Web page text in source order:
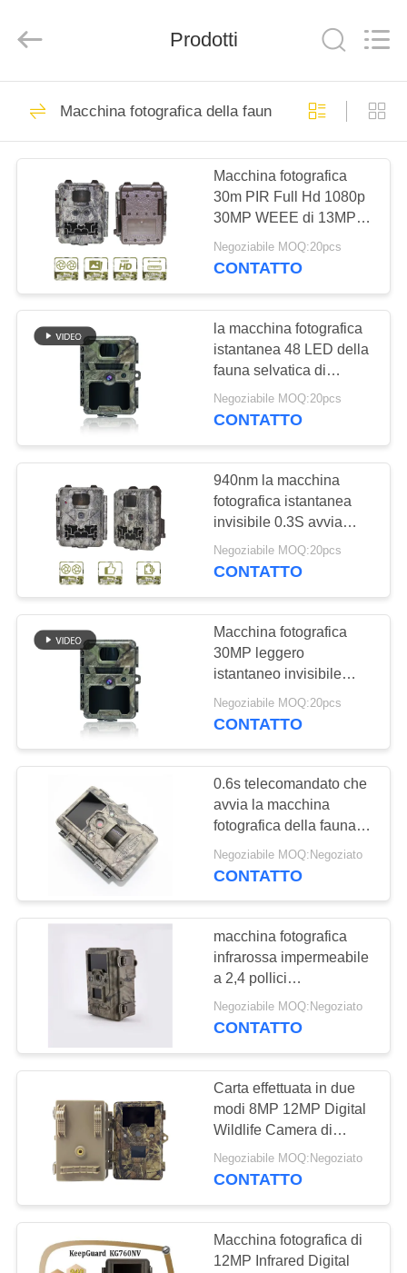
CASA.
PRODOTTI
VIDEO
DI
NOI
FABBRICA
CONTROLLO
DELLA
QUALITÀ
CONTATTACI
NOTIZIE
CHIEDI
UN
PREVENTIVO
MAPPA
SITO
POLITICA
PRIVACY
ASIA
Macchine
fotografiche di
caccia di HD
199
Macchina
fotografica cercante
infrarossa
77
Macchina
fotografica della
fauna selvatica di
Digital
macchina
fotografica della
traccia 4G
67
Macchina
fotografica senza fili
della traccia
Macchina
fotografica di WIFI
Bluetooth
44
Prodotti
Macchina fotografica della fauna selvatica di
Macchina fotografica
30m PIR Full Hd 1080p
30MP WEEE di 13MP
Cmos Wildview Game
Negoziabile MOQ:20pcs
CONTATTO
la macchina fotografica
istantanea 48 LED della
fauna selvatica di
940nm Digital non non
emette luce PIR For
Negoziabile MOQ:20pcs
CONTATTO
940nm la macchina
fotografica istantanea
invisibile 0.3S avvia
cercare dei cervi
all'aperto
Negoziabile MOQ:20pcs
CONTATTO
Macchina fotografica
30MP leggero
istantaneo invisibile
1080P KW571 della
fauna selvatica di PIR
Negoziabile MOQ:20pcs
CONTATTO
0.6s telecomandato che
avvia la macchina
fotografica della fauna
selvatica di 64GB Digital
Negoziabile MOQ:Negoziato
CONTATTO
macchina fotografica
infrarossa impermeabile
a 2,4 pollici
programmabile della
traccia IP54
Negoziabile MOQ:Negoziato
CONTATTO
Carta effettuata in due
modi 8MP 12MP Digital
Wildlife Camera di
deviazione standard
Negoziabile MOQ:Negoziato
CONTATTO
Macchina fotografica di
12MP Infrared Digital